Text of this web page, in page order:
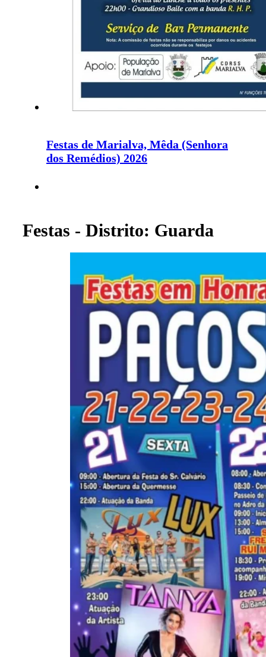
Festas de Marialva, Mêda (Senhora
dos Remédios) 2026
Festas - Distrito: Guarda